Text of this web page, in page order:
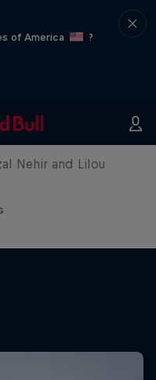
of America
?
Rush
Nehir and Lilou